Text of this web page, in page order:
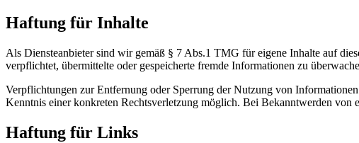
Haftung für Inhalte
Als Diensteanbieter sind wir gemäß § 7 Abs.1 TMG für eigene Inhalte auf
verpflichtet, übermittelte oder gespeicherte fremde Informationen zu
Verpflichtungen zur Entfernung oder Sperrung der Nutzung von
Kenntnis einer konkreten Rechtsverletzung möglich. Bei Bekanntwerden von
Haftung für Links